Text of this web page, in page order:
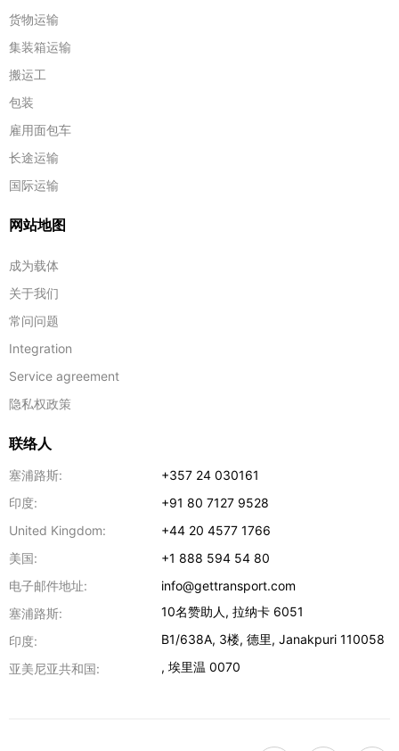
货物运输
集装箱运输
搬运工
包装
雇用面包车
长途运输
国际运输
网站地图
成为载体
关于我们
常问问题
Integration
Service agreement
隐私权政策
联络人
塞浦路斯:
+357 24 030161
印度:
+91 80 7127 9528
United Kingdom:
+44 20 4577 1766
美国:
+1 888 594 54 80
电子邮件地址:
info@gettransport.com
塞浦路斯:
10名赞助人 ,拉纳卡 6051
印度:
B1/638A, 3楼,德里,Janakpuri 110058
亚美尼亚共和国:
,埃里温 0070